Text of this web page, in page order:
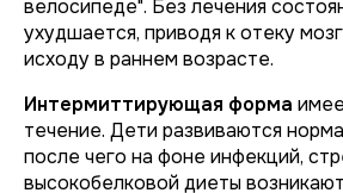
велосипеде". Без лечения
ухудшается, приводя к отеку
исходу в раннем возрасте.
Интермиттирующая форма
течение. Дети развиваются
после чего на фоне инфекций,
высокобелковой диеты